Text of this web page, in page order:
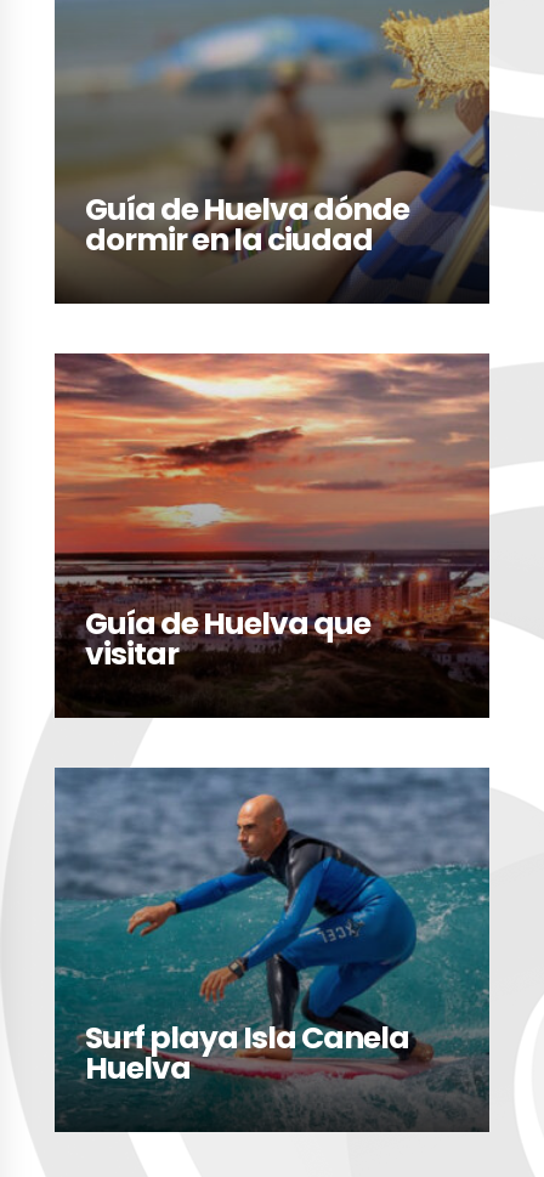
Guía de Huelva dónde
dormir en la ciudad
Guía de Huelva que
visitar
LEER MÁS
Surf playa Isla Canela
Huelva
LEER MÁS